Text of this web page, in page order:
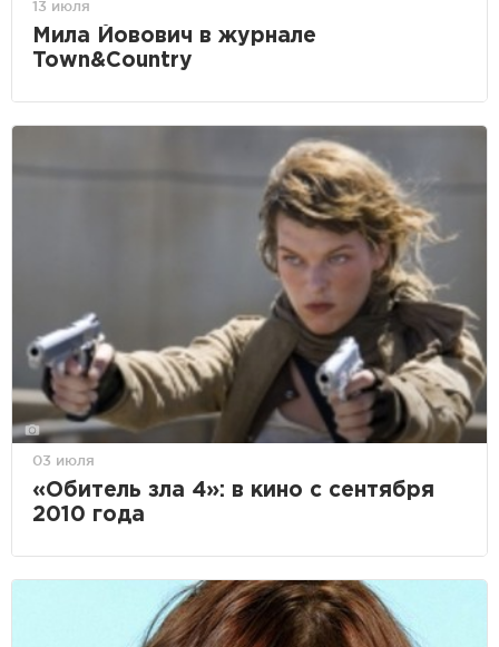
13 июля
Мила Йовович в журнале
Town&Country
03 июля
«Обитель зла 4»: в кино с сентября
2010 года